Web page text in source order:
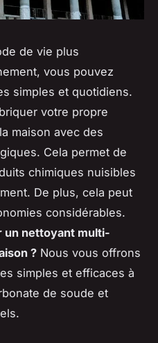
de vie plus
vous pouvez
simples et quotidiens.
votre propre
maison avec des
Cela permet de
chimiques nuisibles
De plus, cela peut
considérables.
un nettoyant multi-
? Nous vous offrons
simples et efficaces à
de soude et